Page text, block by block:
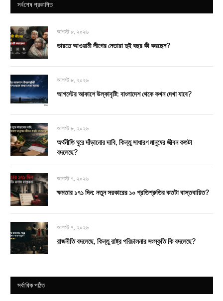
সর্বশেষ প্রকাশিত
আগস্ট ৮, ২০২৬
ভারতে আওয়ামী লীগের নেতারা দুই বছর কী করছেন?
আগস্ট ৮, ২০২৬
আগস্টের আকাশে উল্কাবৃষ্টি: বাংলাদেশ থেকে কখন দেখা যাবে?
আগস্ট ৮, ২০২৬
অর্থনীতি ঘুরে দাঁড়ানোর দাবি, কিন্তু সাধারণ মানুষের জীবন কতটা
বদলেছে?
আগস্ট ৭, ২০২৬
ক্ষমতার ১৭১ দিন: নতুন সরকারের ১০ প্রতিশ্রুতির কতটা বাস্তবায়িত?
আগস্ট ৭, ২০২৬
রাজনীতি বদলেছে, কিন্তু রাষ্ট্র পরিচালনার সংস্কৃতি কি বদলেছে?
সর্বাধিক পঠিত